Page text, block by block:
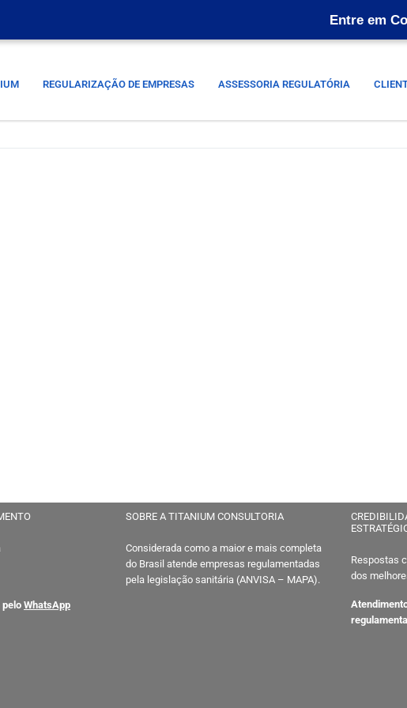
Entre em
REGULARIZAÇÃO DE EMPRESAS ASSESSORIA REGULATÓRIA
peloWhatsApp
SOBRE A TITANIUM CONSULTORIA
Considerada como a maior e mais completa
do Brasil atende empresas regulamentadas
pela legislação sanitária (ANVISA – MAPA).
Respostas
dos